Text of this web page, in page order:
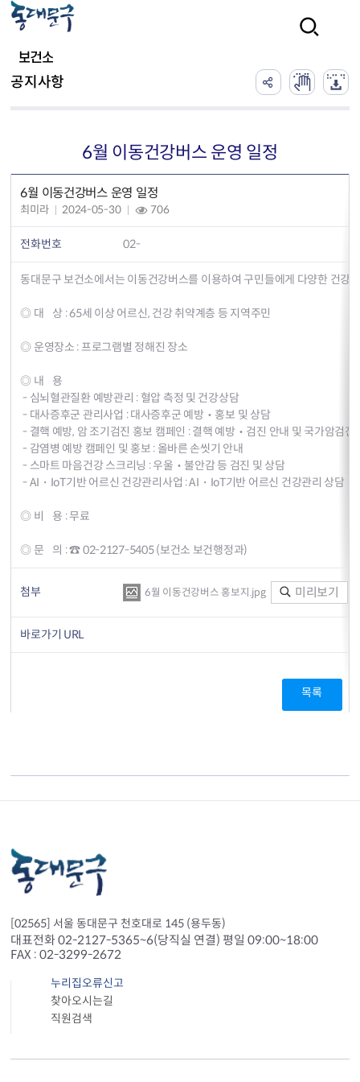
보건소
공지사항
6월 이동건강버스 운영 일정
6월 이동건강버스 운영 일정
최미라 2024-05-30 706
전화번호 02-
동대문구 보건소에서는 이동건강버스를 이용하여 구민들에게 다양한 건
◎ 대 상 : 65세 이상 어르신, 건강 취약계층 등 지역주민
◎ 운영장소 : 프로그램별 정해진 장소
◎ 내 용
- 심뇌혈관질환 예방관리 : 혈압 측정 및 건강상담
- 대사증후군 관리사업 : 대사증후군 예방‧홍보 및 상담
- 결핵 예방, 암 조기검진 홍보 캠페인 : 결핵 예방‧검진 안내 및 국가암검
- 감염병 예방 캠페인 및 홍보 : 올바른 손씻기 안내
- 스마트 마음건강 스크리닝 : 우울‧불안감 등 검진 및 상담
- AI・IoT기반 어르신 건강관리사업 : AI・IoT기반 어르신 건강관리 상담
◎ 비 용 : 무료
◎ 문 의 : ☎ 02-2127-5405 (보건소 보건행정과)
첨부 6월 이동건강버스 홍보지.jpg 미리보기
바로가기 URL
목록
[02565] 서울 동대문구 천호대로 145 (용두동)
대표전화 02-2127-5365~6(당직실 연결) 평일 09:00~18:00
FAX : 02-3299-2672
누리집오류신고
찾아오시는길
직원검색